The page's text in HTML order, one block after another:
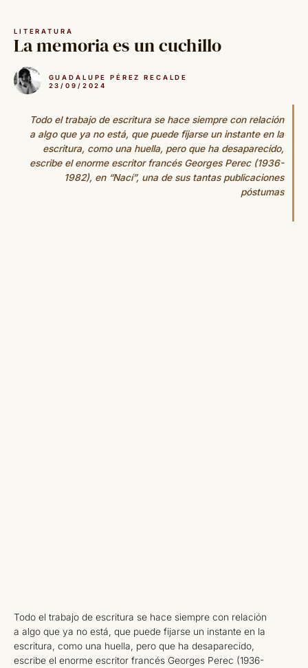
contenido
LITERATURA
La memoria es un cuchillo
GUADALUPE PÉREZ RECALDE
23/09/2024
Todo el trabajo de escritura se hace siempre con relación
a algo que ya no está, que puede fijarse un instante en la
escritura, como una huella, pero que ha desaparecido,
escribe el enorme escritor francés Georges Perec (1936-
1982), en “Nací”, una de sus tantas publicaciones
póstumas
Todo el trabajo de escritura se hace siempre con relación
a algo que ya no está, que puede fijarse un instante en la
escritura, como una huella, pero que ha desaparecido,
escribe el enorme escritor francés Georges Perec (1936-